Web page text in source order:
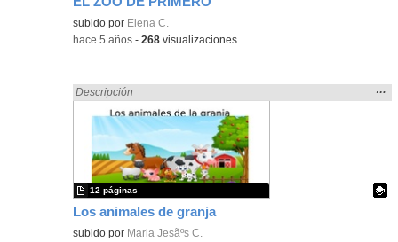
subido por Elena C.
-hace 5 años -268 visualizaciones
Los animales de granja
Encontrado «ANIMALES» en:
Descripción
la
…
Contenido educativo.
subido por Maria Jesãºs C.
12 páginas